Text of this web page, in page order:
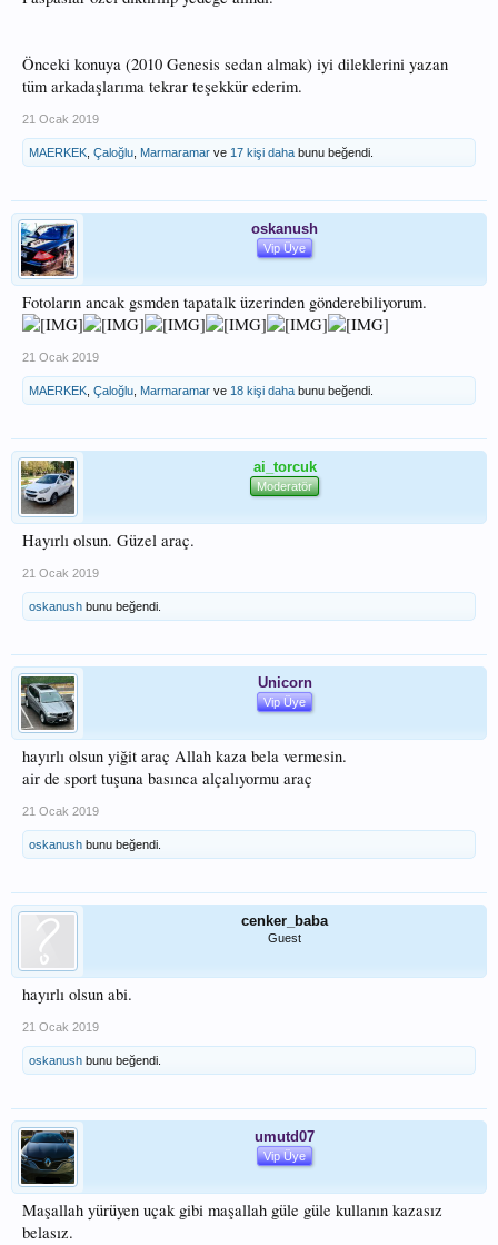
Önceki konuya (2010 Genesis sedan almak) iyi dileklerini yazan
tüm arkadaşlarıma tekrar teşekkür ederim.
21 Ocak 2019
MAERKEK Çaloğlu Marmaramar ve 17 kişi daha bunu beğendi.
oskanush
Vip Üye
Fotoların ancak gsmden tapatalk üzerinden gönderebiliyorum.
21 Ocak 2019
MAERKEK Çaloğlu Marmaramar ve 18 kişi daha bunu beğendi.
ai_torcuk
Moderatör
Hayırlı olsun. Güzel araç.
21 Ocak 2019
oskanush bunu beğendi.
Unicorn
Vip Üye
hayırlı olsun yiğit araç Allah kaza bela vermesin.
air de sport tuşuna basınca alçalıyormu araç
21 Ocak 2019
oskanush bunu beğendi.
cenker_baba
Guest
hayırlı olsun abi.
21 Ocak 2019
oskanush bunu beğendi.
umutd07
Vip Üye
Maşallah yürüyen uçak gibi maşallah güle güle kullanın kazasız
belasız.